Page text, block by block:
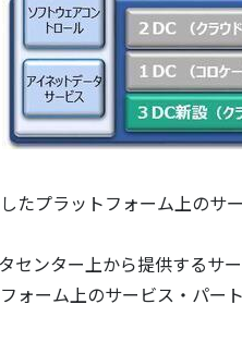
たプラットフォーム上の
センター上から提供するサ
ォーム上のサービス・パー